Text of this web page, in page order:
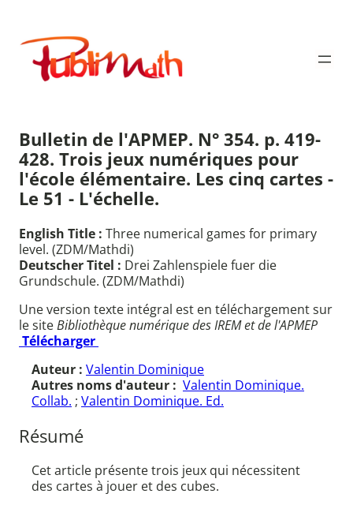
contenu
Publimath
Bulletin de l'APMEP. N° 354. p. 419-
428. Trois jeux numériques pour
l'école élémentaire. Les cinq cartes -
Le 51 - L'échelle.
English Title : Three numerical games for primary
level. (ZDM/Mathdi)
Deutscher Titel : Drei Zahlenspiele fuer die
Grundschule. (ZDM/Mathdi)
Une version texte intégral est en téléchargement sur
le siteBibliothèque numérique des IREM et de l'APMEP
Télécharger
Auteur : Valentin Dominique
Autres noms d'auteur : Valentin Dominique.
Collab. ; Valentin Dominique. Ed.
Résumé
Cet article présente trois jeux qui nécessitent
des cartes à jouer et des cubes.